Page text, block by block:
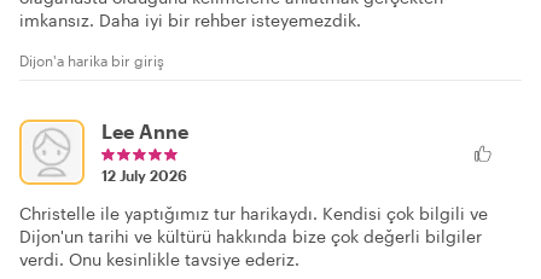
imkansız. Daha iyi bir rehber isteyemezdik.
Dijon'a harika bir giriş
Lee Anne
12 July 2026
Christelle ile yaptığımız tur harikaydı. Kendisi çok bilgili ve
Dijon'un tarihi ve kültürü hakkında bize çok değerli bilgiler
verdi. Onu kesinlikle tavsiye ederiz.